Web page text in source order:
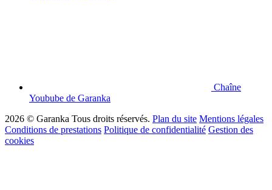
Chaîne
Youbube de Garanka
2026 © Garanka Tous droits réservés. Plan du site Mentions légales
Conditions de prestations Politique de confidentialité Gestion des
cookies